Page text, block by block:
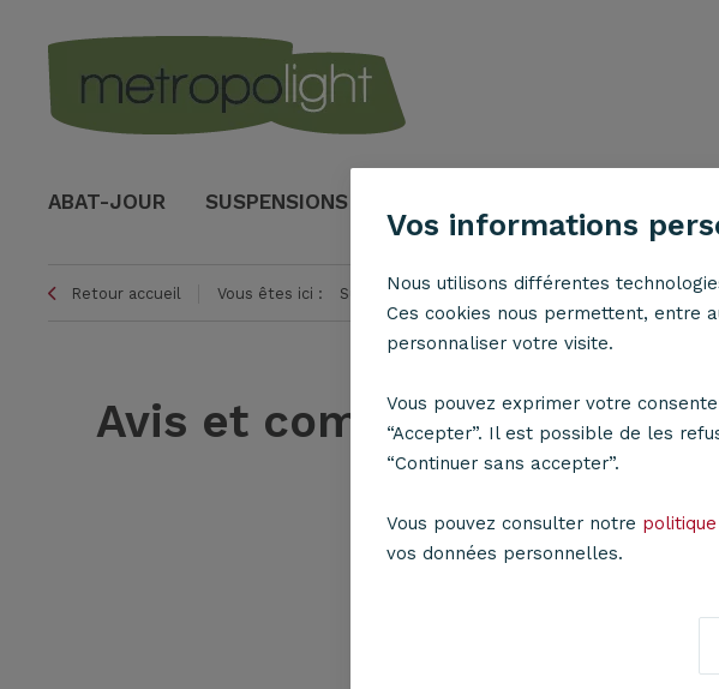
ABAT-JOUR SUSPENSIONS
Retour accueil Vous êtes ici : Suspensions Suspensions en tissu
Avis et commentaires de
Suspension Club gris D
Vos informations
Nous utilisons différentes
Ces cookies nous permettent, entre
personnaliser votre visite.
Vous pouvez exprimer votre
“Accepter”. Il est possible de les
“Continuer sans accepter”.
Vous pouvez consulter notre
vos données personnelles.